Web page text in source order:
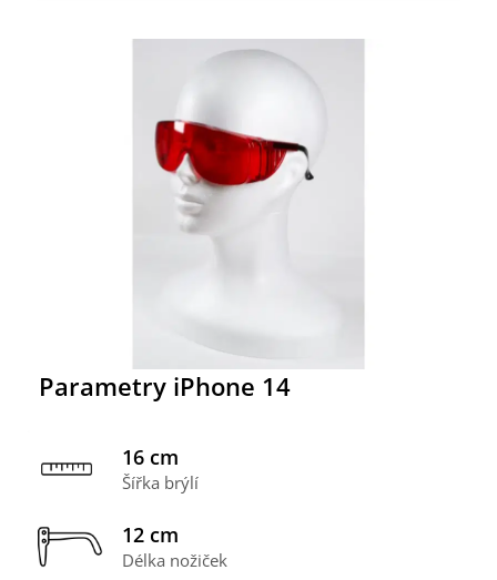
Parametry iPhone 14
16 cm
Šířka brýlí
12 cm
Délka nožiček